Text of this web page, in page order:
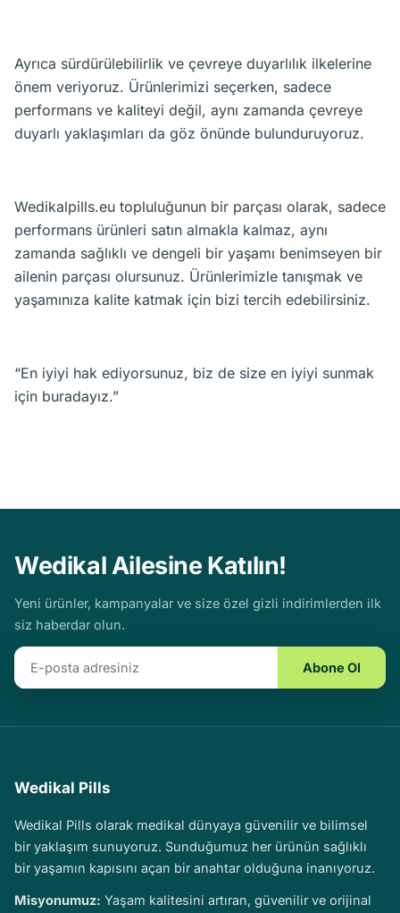
Ayrıca sürdürülebilirlik ve çevreye duyarlılık ilkelerine
önem veriyoruz. Ürünlerimizi seçerken, sadece
performans ve kaliteyi değil, aynı zamanda çevreye
duyarlı yaklaşımları da göz önünde bulunduruyoruz.
Wedikalpills.eu topluluğunun bir parçası olarak, sadece
performans ürünleri satın almakla kalmaz, aynı
zamanda sağlıklı ve dengeli bir yaşamı benimseyen bir
ailenin parçası olursunuz. Ürünlerimizle tanışmak ve
yaşamınıza kalite katmak için bizi tercih edebilirsiniz.
“En iyiyi hak ediyorsunuz, biz de size en iyiyi sunmak
için buradayız.”
Wedikal Ailesine Katılın!
Yeni ürünler, kampanyalar ve size özel gizli indirimlerden ilk
siz haberdar olun.
Abone Ol
Wedikal Pills
Wedikal Pills olarak medikal dünyaya güvenilir ve bilimsel
bir yaklaşım sunuyoruz. Sunduğumuz her ürünün sağlıklı
bir yaşamın kapısını açan bir anahtar olduğuna inanıyoruz.
Misyonumuz: Yaşam kalitesini artıran, güvenilir ve orijinal